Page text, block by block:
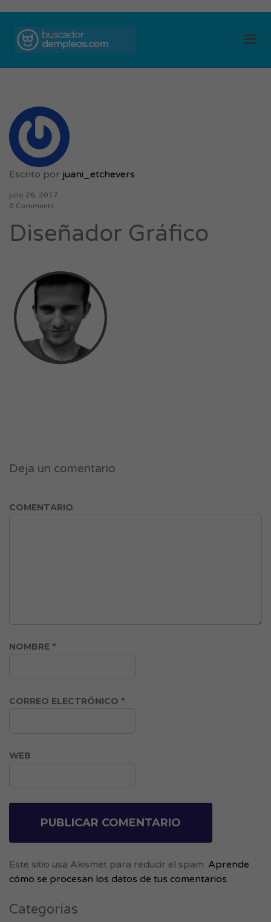
Escrito por juani_etchevers
julio 26, 2017
0 Comments
Diseñador Gráfico
Deja un comentario
COMENTARIO
NOMBRE *
CORREO ELECTRÓNICO *
WEB
Este sitio usa Akismet para reducir el spam. Aprende
cómo se procesan los datos de tus comentarios.
Categorías